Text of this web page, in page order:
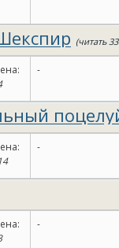
(читать
-
-
-